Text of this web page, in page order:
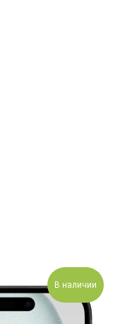
В наличии